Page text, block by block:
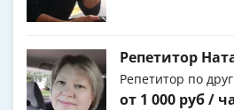
Репетитор
Репетитор по
от 1 000 руб /